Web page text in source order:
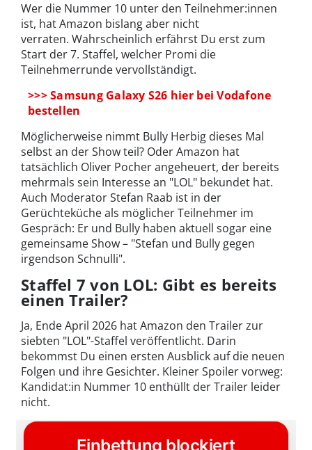
Wer die Nummer 10 unter den Teilnehmer:innen
ist, hat Amazon bislang aber nicht
verraten. Wahrscheinlich erfährst Du erst zum
Start der 7. Staffel, welcher Promi die
Teilnehmerrunde vervollständigt.
>>> Samsung Galaxy S26 hier bei Vodafone
bestellen
Möglicherweise nimmt Bully Herbig dieses Mal
selbst an der Show teil? Oder Amazon hat
tatsächlich Oliver Pocher angeheuert, der bereits
mehrmals sein Interesse an "LOL" bekundet hat.
Auch Moderator Stefan Raab ist in der
Gerüchteküche als möglicher Teilnehmer im
Gespräch: Er und Bully haben aktuell sogar eine
gemeinsame Show – "Stefan und Bully gegen
irgendson Schnulli".
Staffel 7 von LOL: Gibt es bereits
einen Trailer?
Ja, Ende April 2026 hat Amazon den Trailer zur
siebten "LOL"-Staffel veröffentlicht. Darin
bekommst Du einen ersten Ausblick auf die neuen
Folgen und ihre Gesichter. Kleiner Spoiler vorweg:
Kandidat:in Nummer 10 enthüllt der Trailer leider
nicht.